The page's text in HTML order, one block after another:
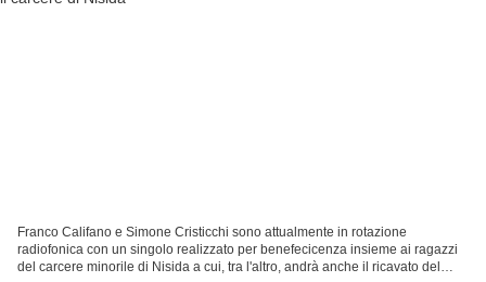
Franco Califano e Simone Cristicchi sono attualmente in rotazione
radiofonica con un singolo realizzato per benefecicenza insieme ai ragazzi
del carcere minorile di Nisida a cui, tra l'altro, andrà anche il ricavato del